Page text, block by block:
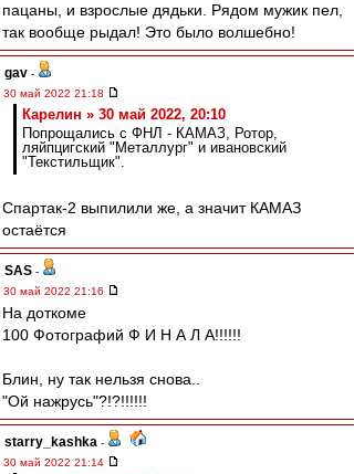
пацаны, и взрослые дядьки. Рядом мужик пел,
так вообще рыдал! Это было волшебно!
gav -
30 май 2022 21:18
Карелин » 30 май 2022, 20:10
Попрощались с ФНЛ - КАМАЗ, Ротор,
ляйпцигский "Металлург" и ивановский
"Текстильщик".
Спартак-2 выпилили же, а значит КАМАЗ
остаётся
SAS -
30 май 2022 21:16
На доткоме
100 Фотографий Ф И Н А Л А!!!!!!
Блин, ну так нельзя снова..
"Ой нажрусь"?!?!!!!!!
starry_kashka -
30 май 2022 21:14